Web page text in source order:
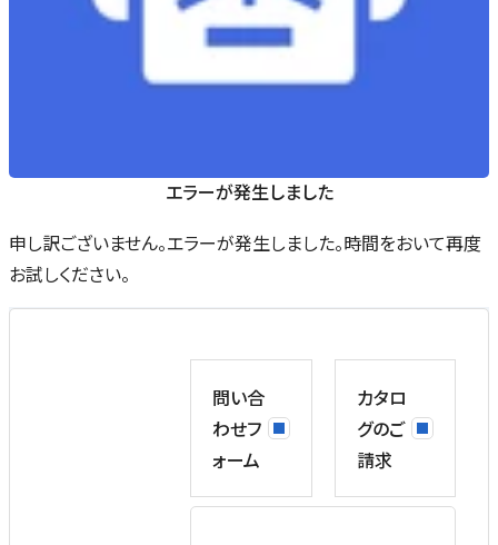
エラーが発生しました
申し訳ございません。エラーが発生しました。時間をおいて再度
お試しください。
問い合
わせフ
ォーム
カタロ
グのご
請求